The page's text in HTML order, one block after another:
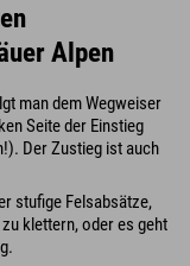
Alpen
man dem Wegweiser
Seite der Einstieg
Der Zustieg ist auch
stufige Felsabsätze,
klettern, oder es geht